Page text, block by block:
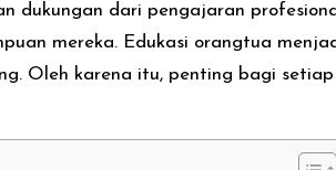
dukungan dari pengajaran
mereka. Edukasi orangtua
Oleh karena itu, penting bagi